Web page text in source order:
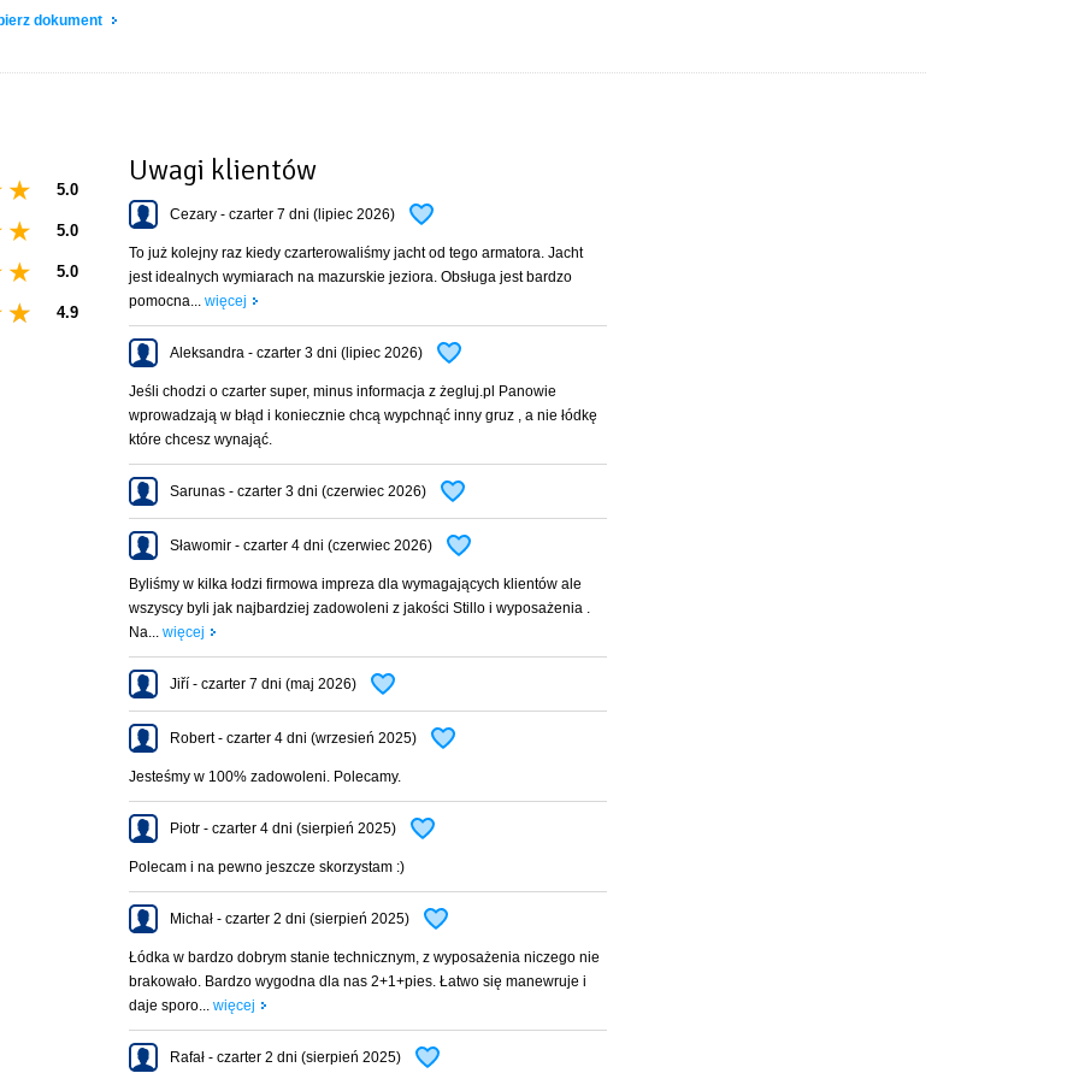
typu Houseboat. Walory nautyczne, sprawdzone w wielokrotnie nagradzanym
kąpielowe na zewnątrz oraz przemyślane detale ergonomicznego wnętrza, wykończone
dezynfekowanie.
jest opłatą stałą - obowiązkową.
zł).
w Stanica wodna Stranda, EkoMarina Giżycko, lub w porcie AZS COSA Wilkasy, gdzie
port macierzysty – cena do uzgodnienia.
prześcieradło.
dokument
5.0
5.0
5.0
4.9
Uwagi klientów
Cezary - czarter 7 dni (lipiec 2026)
To już kolejny raz kiedy czarterowaliśmy jacht od tego armatora. Jacht
jest idealnych wymiarach na mazurskie jeziora. Obsługa jest bardzo
pomocna... więcej
Aleksandra - czarter 3 dni (lipiec 2026)
Jeśli chodzi o czarter super, minus informacja z żegluj.pl Panowie
wprowadzają w błąd i koniecznie chcą wypchnąć inny gruz , a nie łódkę
które chcesz wynająć.
Sarunas - czarter 3 dni (czerwiec 2026)
Sławomir - czarter 4 dni (czerwiec 2026)
Byliśmy w kilka łodzi firmowa impreza dla wymagających klientów ale
wszyscy byli jak najbardziej zadowoleni z jakości Stillo i wyposażenia .
Na... więcej
Jiří - czarter 7 dni (maj 2026)
Robert - czarter 4 dni (wrzesień 2025)
Jesteśmy w 100% zadowoleni. Polecamy.
Piotr - czarter 4 dni (sierpień 2025)
Polecam i na pewno jeszcze skorzystam :)
Michał - czarter 2 dni (sierpień 2025)
Łódka w bardzo dobrym stanie technicznym, z wyposażenia niczego nie
brakowało. Bardzo wygodna dla nas 2+1+pies. Łatwo się manewruje i
daje sporo... więcej
Rafał - czarter 2 dni (sierpień 2025)